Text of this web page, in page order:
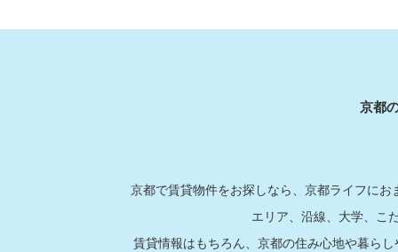
京都
京都で賃貸物件をお探しなら、京都ライフに
エリア、沿線、大学、こ
賃貸情報はもちろん、京都の住み心地や暮ら